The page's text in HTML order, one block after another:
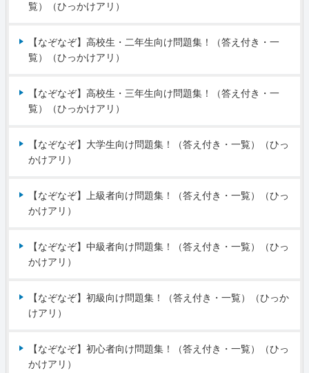
覧）（ひっかけアリ）
【なぞなぞ】高校生・二年生向け問題集！（答え付き・一
覧）（ひっかけアリ）
【なぞなぞ】高校生・三年生向け問題集！（答え付き・一
覧）（ひっかけアリ）
【なぞなぞ】大学生向け問題集！（答え付き・一覧）（ひっ
かけアリ）
【なぞなぞ】上級者向け問題集！（答え付き・一覧）（ひっ
かけアリ）
【なぞなぞ】中級者向け問題集！（答え付き・一覧）（ひっ
かけアリ）
【なぞなぞ】初級向け問題集！（答え付き・一覧）（ひっか
けアリ）
【なぞなぞ】初心者向け問題集！（答え付き・一覧）（ひっ
かけアリ）